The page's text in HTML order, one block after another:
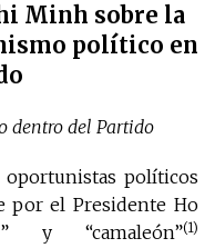
Minh sobre la
político en
dentro del Partido
políticos
por el Presidente Ho
y “camaleón”(1)